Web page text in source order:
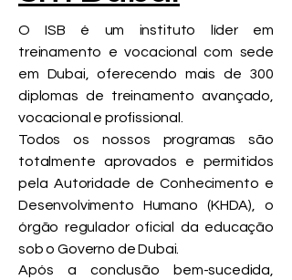
O ISB é um instituto líder em
treinamento e vocacional com sede
em Dubai, oferecendo mais de 300
diplomas de treinamento avançado,
vocacional e profissional.
Todos os nossos programas são
totalmente aprovados e permitidos
pela Autoridade de Conhecimento e
Desenvolvimento Humano (KHDA), o
órgão regulador oficial da educação
sob o Governo de Dubai.
Após a conclusão bem-sucedida,